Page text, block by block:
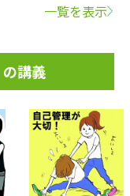
一覧を表示
講義